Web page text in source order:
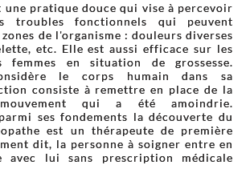
une pratique douce qui vise à percevoir
troubles fonctionnels qui peuvent
de l'organisme : douleurs diverses
etc. Elle est aussi efficace sur les
en situation de grossesse.
le corps humain dans sa
consiste à remettre en place de la
qui a été amoindrie.
ses fondements la découverte du
est un thérapeute de première
dit, la personne à soigner entre en
avec lui sans prescription médicale